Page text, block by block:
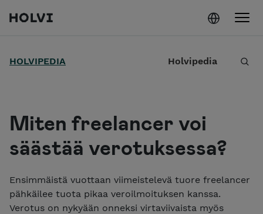
Holvi
HOLVIPEDIA Holvipedia
H
Miten freelancer voi
säästää verotuksessa?
Ensimmäistä vuottaan viimeistelevä tuore freelancer
pähkäilee tuota pikaa veroilmoituksen kanssa.
Verotus on nykyään onneksi virtaviivaista myös